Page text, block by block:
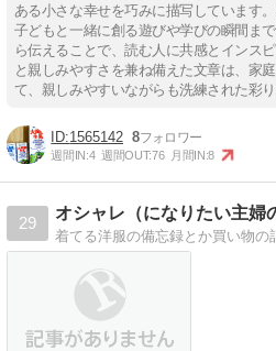
ある小さな幸せを巧みに描写しています
子どもと一緒に創る遊びや学びの瞬間ま
ら伝えることで、読む人に共感とインス
と親しみやすさを兼ね備えた文章は、家
て、親しみやすいながらも洗練された彩り
1565142 8
週間IN:4 週間OUT:76 月間IN:8
29
オシャレ（になりたい主婦